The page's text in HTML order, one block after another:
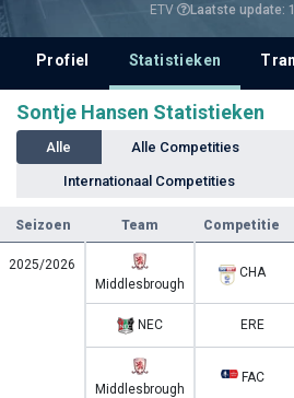
ETV Laatste update:
Profiel Statistieken
Sontje Hansen Statistieken
Alle Alle Competities
Internationaal Competities
Seizoen Team Competitie
2025/2026
Middlesbrough
CHA
NEC ERE
Middlesbrough
FAC